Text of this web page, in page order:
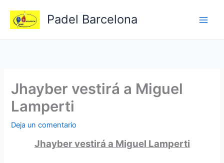
contenido
Padel Barcelona
Jhayber vestirá a Miguel
Lamperti
Deja un comentario
Jhayber vestirá a Miguel Lamperti